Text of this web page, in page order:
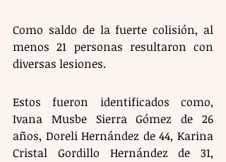
Como saldo de la fuerte colisión, al
menos 21 personas resultaron con
diversas lesiones.
Estos fueron identificados como,
Ivana Musbe Sierra Gómez de 26
años, Doreli Hernández de 44, Karina
Cristal Gordillo Hernández de 31,